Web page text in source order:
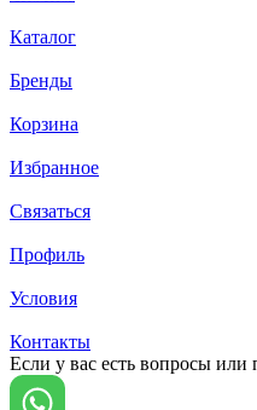
Каталог
Бренды
Корзина
Избранное
Связаться
Профиль
Условия
Контакты
Если у вас есть вопросы